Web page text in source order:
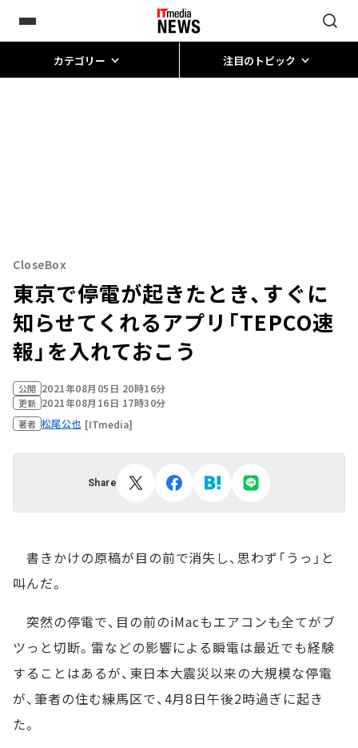
カテゴリー 注目のトピック
CloseBox
東京で停電が起きたとき、すぐに
知らせてくれるアプリ「TEPCO速
報」を入れておこう
公開 2021年08月05日 20時16分
更新 2021年08月16日 17時30分
著者 松尾公也 [ITmedia]
Share
書きかけの原稿が目の前で消失し、思わず「うっ」と
叫んだ。
突然の停電で、目の前のiMacもエアコンも全てがブ
ツっと切断。雷などの影響による瞬電は最近でも経験
することはあるが、東日本大震災以来の大規模な停電
が、筆者の住む練馬区で、4月8日午後2時過ぎに起き
た。